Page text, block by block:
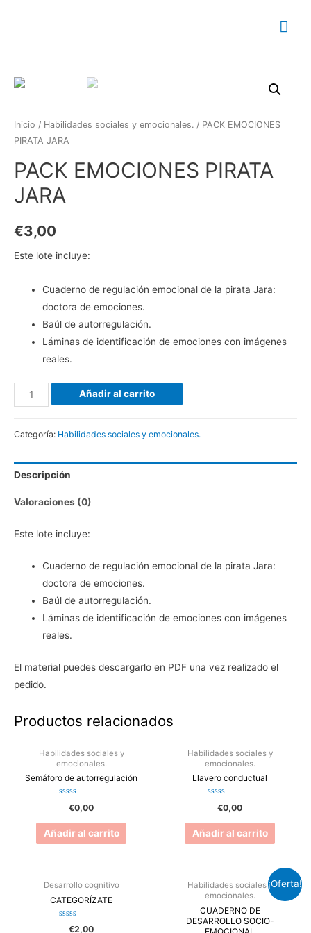
Inicio / Habilidades sociales y emocionales. / PACK EMOCIONES
PIRATA JARA
PACK EMOCIONES PIRATA
JARA
€3,00
Este lote incluye:
Cuaderno de regulación emocional de la pirata Jara:
doctora de emociones.
Baúl de autorregulación.
Láminas de identificación de emociones con imágenes
reales.
Añadir al carrito
Categoría: Habilidades sociales y emocionales.
Descripción
Valoraciones (0)
Este lote incluye:
Cuaderno de regulación emocional de la pirata Jara:
doctora de emociones.
Baúl de autorregulación.
Láminas de identificación de emociones con imágenes
reales.
El material puedes descargarlo en PDF una vez realizado el
pedido.
Productos relacionados
Habilidades sociales y
emocionales.
Semáforo de autorregulación
Valorado
5
€0,00
Añadir al carrito
Habilidades sociales y
emocionales.
Llavero conductual
Valorado
5
€0,00
Añadir al carrito
Desarrollo cognitivo
CATEGORÍZATE
Valorado
€2,00
¡Oferta!
Habilidades sociales y
emocionales.
CUADERNO DE
DESARROLLO SOCIO-